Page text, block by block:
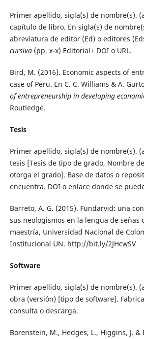
Primer apellido, sigla(s) de nombre(s).
capítulo de libro. En sigla(s) de
abreviatura de editor (Ed) o editores
cursiva(pp. x-x) Editorial+ DOI o URL.
Bird, M. (2016). Economic aspects of
case of Peru. En C. C. Williams & A.
of entrepreneurship in developing
Routledge.
Tesis
Primer apellido, sigla(s) de nombre(s).
tesis [Tesis de tipo de grado, Nombre
otorga el grado]. Base de datos o
encuentra. DOI o enlace donde se
Barreto, A. G. (2015). Fundarvid: una
sus neologismos en la lengua de señas
maestría, Universidad Nacional de
Institucional UN. http://bit.ly/2JHcwSV
Software
Primer apellido, sigla(s) de nombre(s).
obra (versión) [tipo de software].
consulta o descarga.
Borenstein, M., Hedges, L., Higgins, J. &